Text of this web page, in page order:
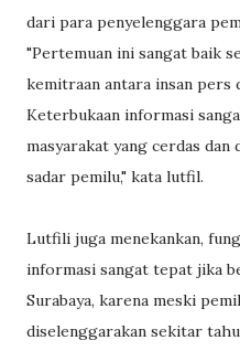
dari para penyelenggara
"Pertemuan ini sangat baik
kemitraan antara insan pers
Keterbukaan informasi
masyarakat yang cerdas dan
sadar pemilu," kata lutfil.
Lutfili juga menekankan,
informasi sangat tepat jika
Surabaya, karena meski
diselenggarakan sekitar